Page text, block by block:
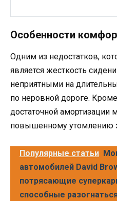
Особенности
Одним из недостатков,
является жесткость
неприятными на
по неровной дороге. Кроме
достаточной амортизации
повышенному утомлению
Популярные статьи
автомобилей David
потрясающие
способные